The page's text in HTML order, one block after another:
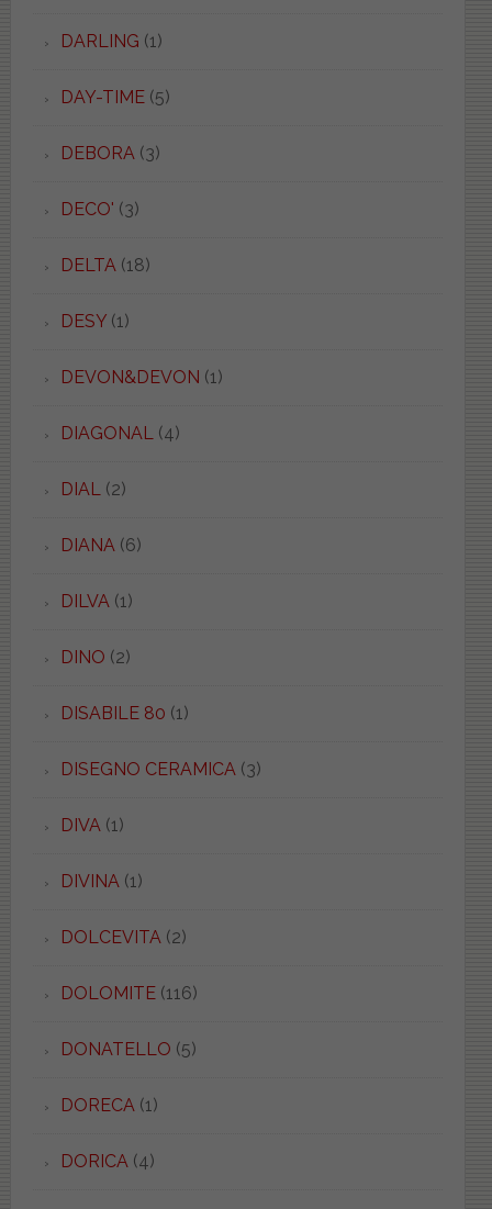
DARLING (1)
DAY-TIME(5)
DEBORA (3)
DECO' (3)
DELTA (18)
DESY(1)
DEVON&DEVON (1)
DIAGONAL (4)
DIAL (2)
DIANA (6)
DILVA (1)
DINO (2)
DISABILE 80 (1)
DISEGNO CERAMICA (3)
DIVA (1)
DIVINA (1)
DOLCEVITA (2)
DOLOMITE(116)
DONATELLO (5)
DORECA (1)
DORICA (4)